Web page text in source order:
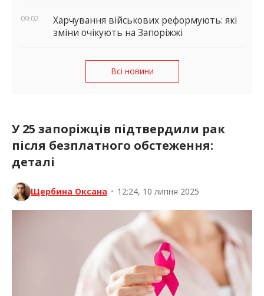
09:02
Харчування військових реформують: які
зміни очікують на Запоріжжі
Всі новини
У 25 запоріжців підтвердили рак
після безплатного обстеження:
деталі
Щербина Оксана • 12:24, 10 липня 2025